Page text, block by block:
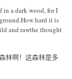
a dark wood, for I
hard it is
and rawthe thought
林啊！这森林是多